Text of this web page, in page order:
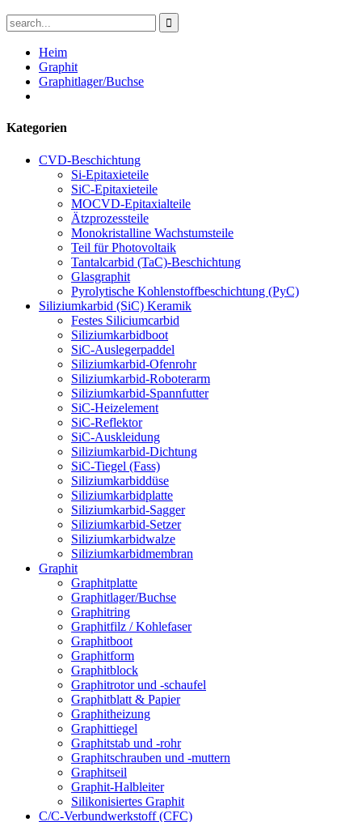
Heim
Graphit
Graphitlager/Buchse
Kategorien
CVD-Beschichtung
Si-Epitaxieteile
SiC-Epitaxieteile
MOCVD-Epitaxialteile
Ätzprozessteile
Monokristalline Wachstumsteile
Teil für Photovoltaik
Tantalcarbid (TaC)-Beschichtung
Glasgraphit
Pyrolytische Kohlenstoffbeschichtung (PyC)
Siliziumkarbid (SiC) Keramik
Festes Siliciumcarbid
Siliziumkarbidboot
SiC-Auslegerpaddel
Siliziumkarbid-Ofenrohr
Siliziumkarbid-Roboterarm
Siliziumkarbid-Spannfutter
SiC-Heizelement
SiC-Reflektor
SiC-Auskleidung
Siliziumkarbid-Dichtung
SiC-Tiegel (Fass)
Siliziumkarbiddüse
Siliziumkarbidplatte
Siliziumkarbid-Sagger
Siliziumkarbid-Setzer
Siliziumkarbidwalze
Siliziumkarbidmembran
Graphit
Graphitplatte
Graphitlager/Buchse
Graphitring
Graphitfilz / Kohlefaser
Graphitboot
Graphitform
Graphitblock
Graphitrotor und -schaufel
Graphitblatt & Papier
Graphitheizung
Graphittiegel
Graphitstab und -rohr
Graphitschrauben und -muttern
Graphitseil
Graphit-Halbleiter
Silikonisiertes Graphit
C/C-Verbundwerkstoff (CFC)